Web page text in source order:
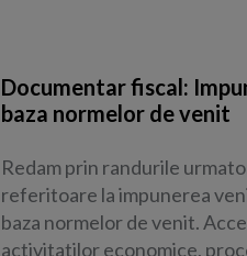
Documentar fiscal:
baza normelor de venit
Redam prin randurile
referitoare la impunerea
baza normelor de venit.
activitatilor economice,